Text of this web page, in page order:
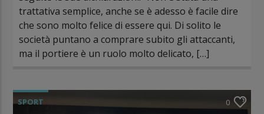
trattativa semplice, anche se è adesso è facile dire
che sono molto felice di essere qui. Di solito le
società puntano a comprare subito gli attaccanti,
ma il portiere è un ruolo molto delicato, […]
SPORT 0